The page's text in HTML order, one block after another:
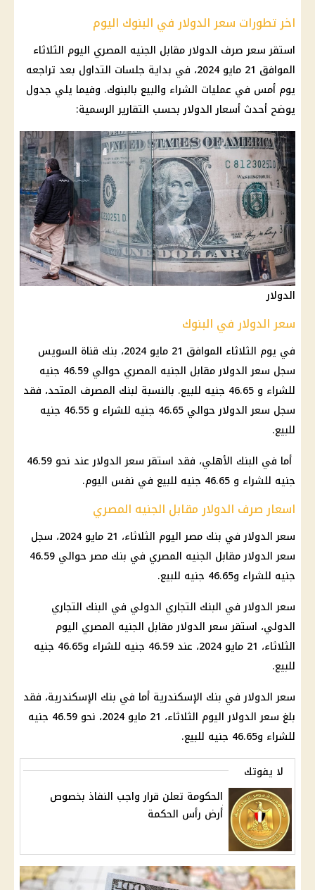
اخر تطورات سعر الدولار في البنوك اليوم
استقرسعر صرف الدولار مقابل الجنيه المصري اليوم الثلاثاء
الموافق 21 مايو 2024، في بداية جلسات التداول بعد تراجعه
يوم أمس في عمليات الشراء والبيع بالبنوك. وفيما يلي جدول
يوضح أحدث أسعار الدولاربحسب التقارير الرسمية:
الدولار
سعر الدولار في البنوك
في يوم الثلاثاء الموافق 21 مايو 2024، بنك قناة السويس
سجل سعر الدولار مقابل الجنيه المصري
حوالي 46.59 جنيه
للشراء و 46.65 جنيه للبيع. بالنسبة لبنك المصرف المتحد، فقد
سجل سعر الدولار
حوالي 46.65 جنيه للشراء و 46.55 جنيه
للبيع.
أما في البنك الأهلي، فقد استقرسعر الدولار
عند نحو 46.59
جنيه للشراء و 46.65 جنيه للبيع في نفس اليوم.
اسعار صرف الدولار مقابل الجنيه المصري
سعر الدولارفي بنك مصراليوم الثلاثاء، 21 مايو 2024، سجل
سعر الدولار مقابل الجنيه المصري في بنك مصر
حوالي 46.59
جنيه للشراء و46.65 جنيه للبيع.
سعر الدولارفي البنك التجاري الدولي في البنك التجاري
الدولي، استقرسعر الدولار مقابل الجنيه المصري اليوم
الثلاثاء، 21 مايو 2024، عند 46.59 جنيه للشراء و46.65 جنيه
للبيع.
سعر الدولارفي بنك الإسكندرية أما في بنك الإسكندرية، فقد
بلغ سعر الدولار اليوم
الثلاثاء، 21 مايو 2024، نحو 46.59 جنيه
للشراء و46.65 جنيه للبيع.
لا يفوتك
الحكومة تعلن قرار واجب النفاذ بخصوص
أرض رأس الحكمة